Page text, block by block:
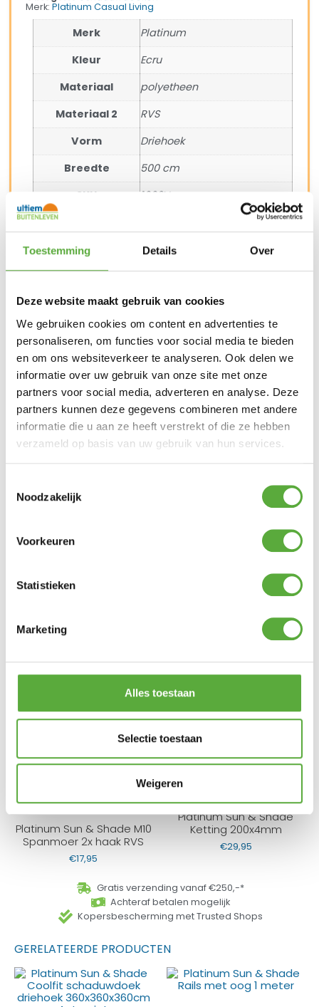
Toestemming Details Over
Deze website maakt gebruik van cookies
We gebruiken cookies om content en advertenties te
personaliseren, om functies voor social media te bieden
en om ons websiteverkeer te analyseren. Ook delen we
informatie over uw gebruik van onze site met onze
partners voor social media, adverteren en analyse. Deze
partners kunnen deze gegevens combineren met andere
informatie die u aan ze heeft verstrekt of die ze hebben
verzameld op basis van uw gebruik van hun services.
Noodzakelijk
Voorkeuren
Statistieken
Marketing
Alles toestaan
Selectie toestaan
Weigeren
Merk:Platinum Casual Living
Merk
Platinum
Kleur
Ecru
Materiaal
polyetheen
Materiaal 2
RVS
Vorm
Driehoek
Breedte
500 cm
SKU
1003V
BIJPASSENDE ACCESSOIRES EN ALTERNATIEVE
PRODUCTEN
Platinum Sun & Shade
Schroeven 20x RVS
€4,45
Platinum Sun & Shade
Karabijnhaak 8x80mm
Platinum Sun & Shade M8
€
Platinum Sun & Shade M8
Spanmoer 2x haak RVS
Platinum Sun & Shade
Bout met oog voor paal
M8x100mm
Platinum Sun & Shade
Plaat met oog RVS
Platinum Sun & Shade M10
Spanmoer 2x haak RVS
€17,95
Platinum Sun & Shade
Ketting 200x4mm
€29,95
Gratis verzending vanaf €250,-*
Achteraf betalen mogelijk
Kopersbescherming met Trusted Shops
GERELATEERDE PRODUCTEN